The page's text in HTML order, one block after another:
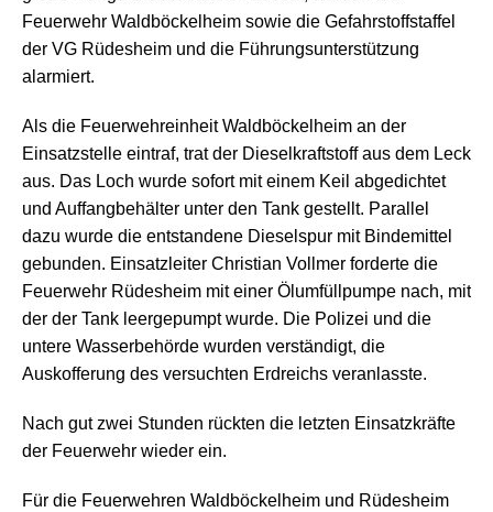
Feuerwehr Waldböckelheim sowie die Gefahrstoffstaffel
der VG Rüdesheim und die Führungsunterstützung
alarmiert.
Als die Feuerwehreinheit Waldböckelheim an der
Einsatzstelle eintraf, trat der Dieselkraftstoff aus dem Leck
aus. Das Loch wurde sofort mit einem Keil abgedichtet
und Auffangbehälter unter den Tank gestellt. Parallel
dazu wurde die entstandene Dieselspur mit Bindemittel
gebunden. Einsatzleiter Christian Vollmer forderte die
Feuerwehr Rüdesheim mit einer Ölumfüllpumpe nach, mit
der der Tank leergepumpt wurde. Die Polizei und die
untere Wasserbehörde wurden verständigt, die
Auskofferung des versuchten Erdreichs veranlasste.
Nach gut zwei Stunden rückten die letzten Einsatzkräfte
der Feuerwehr wieder ein.
Für die Feuerwehren Waldböckelheim und Rüdesheim